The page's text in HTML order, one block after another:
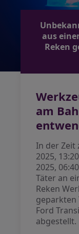
aus
Reken
am
In der Zeit
2025,
2025,
Täter an
Reken
geparkten
Ford
abgestellt.